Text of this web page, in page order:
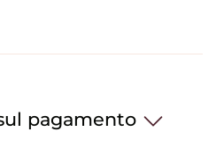
pagamento